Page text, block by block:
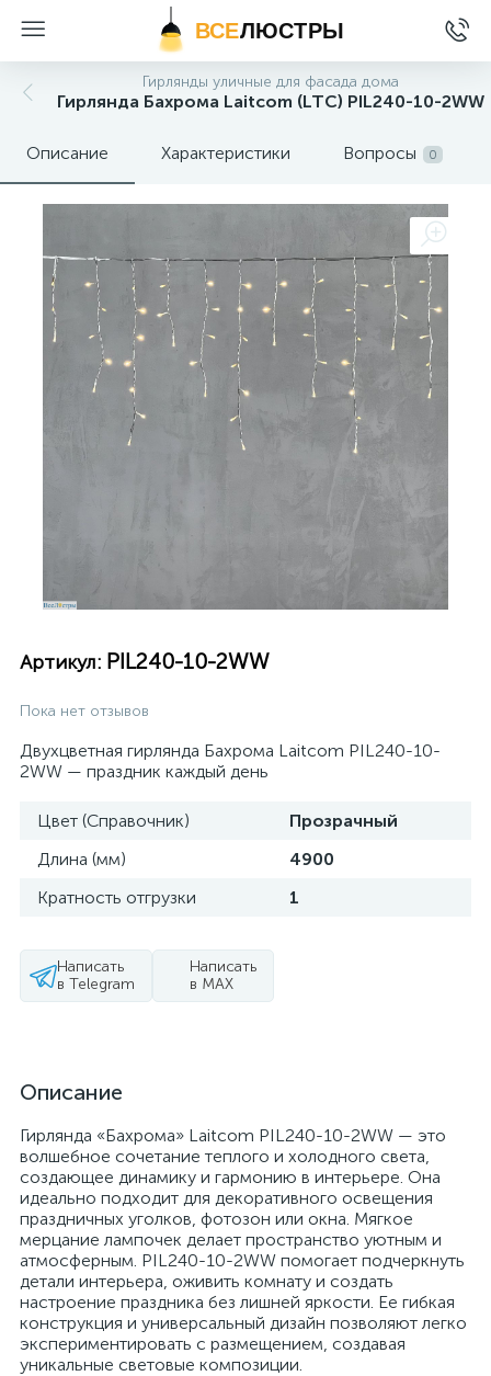
ВСЕЛЮСТРЫ
Гирлянды уличные для фасада дома
Гирлянда Бахрома Laitcom (LTC) PIL240-10-2WW
Описание Характеристики Вопросы 0
Артикул: PIL240-10-2WW
Пока нет отзывов
Двухцветная гирлянда Бахрома Laitcom PIL240-10-
2WW — праздник каждый день
Цвет (Справочник)
Прозрачный
Длина (мм)
4900
Кратность отгрузки
1
Написать
в Telegram
Написать
в MAX
Описание
Гирлянда «Бахрома» Laitcom PIL240-10-2WW — это
волшебное сочетание теплого и холодного света,
создающее динамику и гармонию в интерьере. Она
идеально подходит для декоративного освещения
праздничных уголков, фотозон или окна. Мягкое
мерцание лампочек делает пространство уютным и
атмосферным. PIL240-10-2WW помогает подчеркнуть
детали интерьера, оживить комнату и создать
настроение праздника без лишней яркости. Ее гибкая
конструкция и универсальный дизайн позволяют легко
экспериментировать с размещением, создавая
уникальные световые композиции.